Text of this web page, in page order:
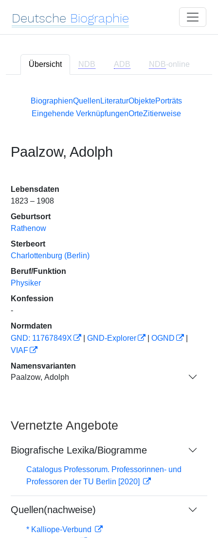
Deutsche Biographie
Übersicht NDB ADB NDB-online
BiographienQuellen LiteraturObjektePorträts
Eingehende VerknüpfungenOrteZitierweise
Paalzow, Adolph
Lebensdaten
1823 – 1908
Geburtsort
Rathenow
Sterbeort
Charlottenburg (Berlin)
Beruf/Funktion
Physiker
Konfession
-
Normdaten
GND: 11767849X
GND-Explorer OGND
VIAF
Namensvarianten
Paalzow, Adolph
Vernetzte Angebote
Biografische Lexika/Biogramme
Catalogus Professorum. Professorinnen- und
Professoren der TU Berlin [2020]
Quellen(nachweise)
* Kalliope-Verbund